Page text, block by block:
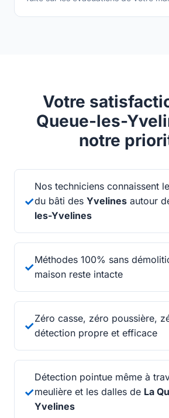
Votre
Queue-les-
notre
✓
Nos techniciens connaissent
du bâti des Yvelines autour
les-Yvelines
✓
Méthodes 100% sans
maison reste intacte
✓
Zéro casse, zéro poussière,
détection propre et efficace
✓
Détection pointue même à
meulière et les dalles de La
Yvelines